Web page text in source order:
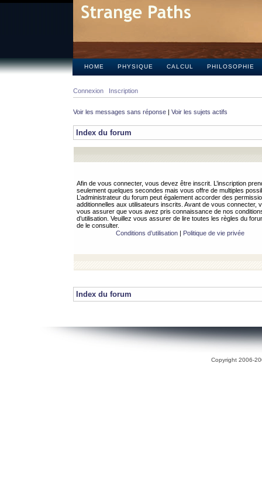
HOME PHYSIQUE CALCUL PHILOSOPHIE
Connexion Inscription
Voir les messages sans réponse | Voir les sujets actifs
Index du forum
Afin de vous connecter, vous devez être inscrit. L’inscription
seulement quelques secondes mais vous offre de multiples
L’administrateur du forum peut également accorder des
additionnelles aux utilisateurs inscrits. Avant de vous connecter,
vous assurer que vous avez pris connaissance de nos
d’utilisation. Veuillez vous assurer de lire toutes les règles du
de le consulter.
Conditions d’utilisation| Politique de vie privée
Index du forum
Copyright 2006-